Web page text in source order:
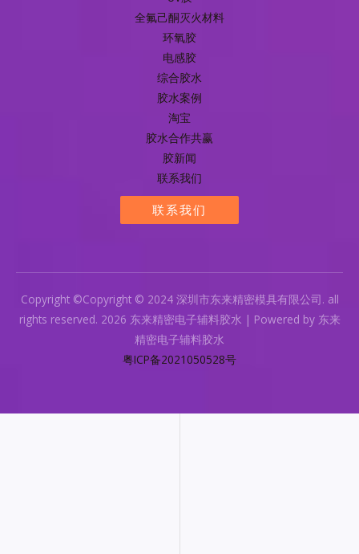
全氟己酮灭火材料
环氧胶
电感胶
综合胶水
胶水案例
淘宝
胶水合作共赢
胶新闻
联系我们
联系我们
Copyright ©Copyright © 2024 深圳市东来精密模具有限公司. all
rights reserved. 2026 东来精密电子辅料胶水 | Powered by 东来
精密电子辅料胶水
粤ICP备2021050528号